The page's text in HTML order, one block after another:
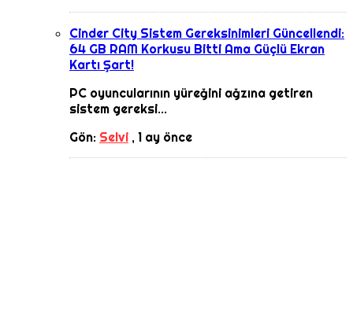
Cinder City Sistem Gereksinimleri Güncellendi:
64 GB RAM Korkusu Bitti Ama Güçlü Ekran
Kartı Şart!
PC oyuncularının yüreğini ağzına getiren
sistem gereksi...
Gön: Selvi , 1 ay önce